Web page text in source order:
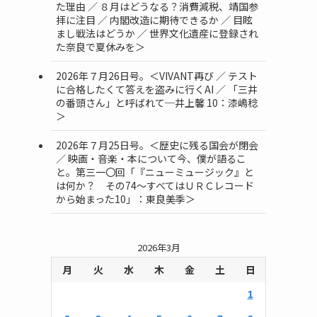
た理由 ／ ８月はどうなる？消費減税、靖国参
拝に注目 ／ 内閣改造に期待できるか ／ 目眩
まし戦法はどうか ／ 世界文化遺産に登録され
た奈良で夏休みを＞
2026年７月26日号。＜VIVANT再び ／ テスト
に合格したくて答えを盗みに行くAI ／ 「三井
の番頭さん」と呼ばれて─井上馨 10：漆嶋稔
＞
2026年７月25日号。＜歴史に残る国会が閉会
／ 映画・音楽・本について今、僕が語るこ
と。第三一〇回「『ニューミュージック』と
は何か？ その74～すべてはＵＲＣレコード
から始まった10」：東良美季＞
2026年3月
月 火 水 木 金 土 日
1